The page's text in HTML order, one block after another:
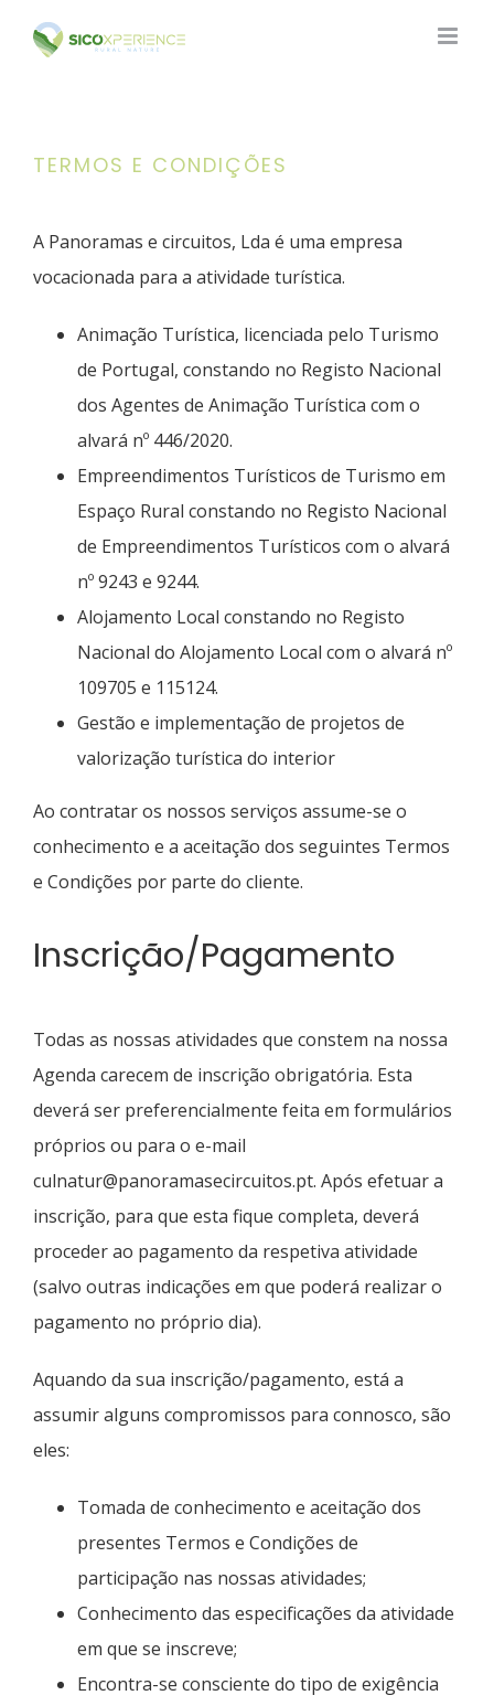
TERMOS E CONDIÇÕES
A Panoramas e circuitos, Lda é uma empresa
vocacionada para a atividade turística.
Animação Turística, licenciada pelo Turismo
de Portugal, constando no Registo Nacional
dos Agentes de Animação Turística com o
alvará nº 446/2020.
Empreendimentos Turísticos de Turismo em
Espaço Rural constando no Registo Nacional
de Empreendimentos Turísticos com o alvará
nº 9243 e 9244.
Alojamento Local constando no Registo
Nacional do Alojamento Local com o alvará nº
109705 e 115124.
Gestão e implementação de projetos de
valorização turística do interior
Ao contratar os nossos serviços assume-se o
conhecimento e a aceitação dos seguintes Termos
e Condições por parte do cliente.
Inscrição/Pagamento
Todas as nossas atividades que constem na nossa
Agenda carecem de inscrição obrigatória. Esta
deverá ser preferencialmente feita em formulários
próprios ou para o e-mail
culnatur@panoramasecircuitos.pt. Após efetuar a
inscrição, para que esta fique completa, deverá
proceder ao pagamento da respetiva atividade
(salvo outras indicações em que poderá realizar o
pagamento no próprio dia).
Aquando da sua inscrição/pagamento, está a
assumir alguns compromissos para connosco, são
eles:
Tomada de conhecimento e aceitação dos
presentes Termos e Condições de
participação nas nossas atividades;
Conhecimento das especificações da atividade
em que se inscreve;
Encontra-se consciente do tipo de exigência